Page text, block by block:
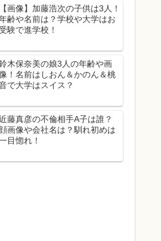
【画像】加藤浩次の子供は3人！
齢や名前は？学校や大学はお
験で進学校！
木保奈美の娘3人の年齢や画
！名前はしおん＆かのん＆桃
で大学はスイス？
藤真彦の不倫相手A子は誰？
顔画像や会社名は？馴れ初めは
目惚れ！